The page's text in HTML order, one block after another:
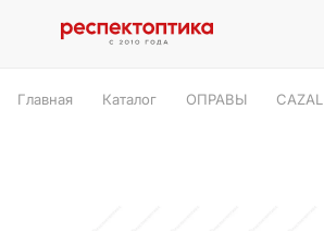
Главная Каталог ОПРАВЫ CAZAL